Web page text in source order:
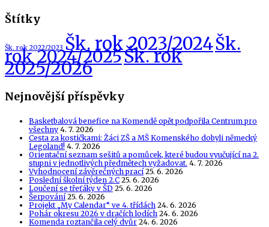
Štítky
Šk. rok 2022/2023 Šk. rok 2023/2024Šk.
rok 2024/2025Šk. rok
2025/2026
Nejnovější příspěvky
Basketbalová benefice na Komendě opět podpořila Centrum pro
všechny 4. 7. 2026
Cesta za kostičkami: Žáci ZŠ a MŠ Komenského dobyli německý
Legoland! 4. 7. 2026
Orientační seznam sešitů a pomůcek, které budou vyučující na 2.
stupni v jednotlivých předmětech vyžadovat. 4. 7. 2026
Vyhodnocení závěrečných prací 25. 6. 2026
Poslední školní týden 2.C 25. 6. 2026
Loučení se třeťáky v ŠD 25. 6. 2026
Šerpování 25. 6. 2026
Projekt „My Calendar“ ve 4. třídách 24. 6. 2026
Pohár okresu 2026 v dračích lodích 24. 6. 2026
Komenda roztančila celý dvůr 24. 6. 2026